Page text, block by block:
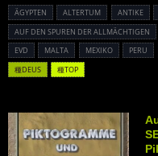
ÄGYPTEN ALTERTUM ANTIKE
AUF DEN SPUREN DER ALLMÄCHTIGEN
EVD
MALTA MEXIKO PERU
種DEUS
種TOP